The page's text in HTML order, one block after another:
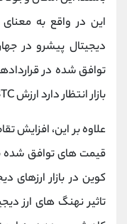
این در واقع به
دیجیتال پیشرو در
توافق شده در
بازار انتظار دارد ارزش BTC در آینده تثبیت یا کاهش یابد.
قیمت های توافق شده
کوین در بازار ارزهای
تاثیر نهنگ های ارز